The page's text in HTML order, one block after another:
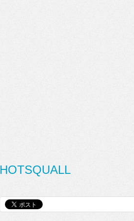
HOTSQUALL